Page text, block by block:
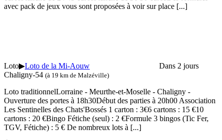
avec pack de jeux vous sont proposées à voir sur place [...]
Loto▶Loto de la Mi-Aouw
Dans 2 jours
Chaligny-54 (à 19 km de Malzéville)
Loto traditionnelLorraine - Meurthe-et-Moselle - Chaligny -
Ouverture des portes à 18h30Début des parties à 20h00 Association
Les Sentinelles des Chats'Bossés 1 carton : 3€6 cartons : 15 €10
cartons : 20 €Bingo Fétiche (seul) : 2 €Formule 3 bingos (Tic Fer,
TGV, Fétiche) : 5 € De nombreux lots à [...]